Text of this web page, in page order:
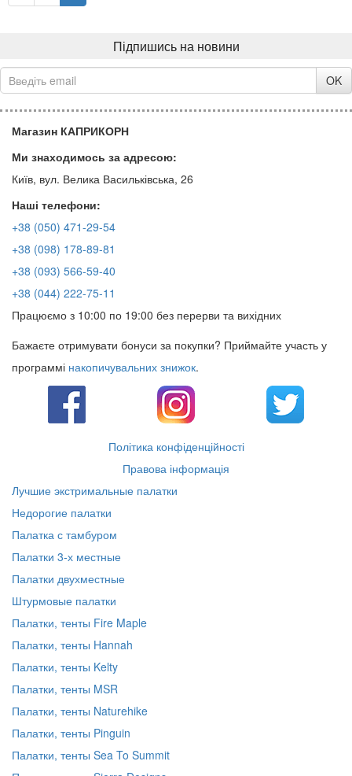
Підпишись на новини
OK
Магазин КАПРИКОРН
Ми знаходимось за адресою:
Київ, вул. Велика Васильківська, 26
Наші телефони:
+38 (050) 471-29-54
+38 (098) 178-89-81
+38 (093) 566-59-40
+38 (044) 222-75-11
Працюємо з 10:00 по 19:00 без перерви та вихідних
Бажаєте отримувати бонуси за покупки? Приймайте участь у
программі накопичувальних знижок.
Політика конфіденційності
Правова інформація
Лучшие экстримальные палатки
Недорогие палатки
Палатка с тамбуром
Палатки 3-х местные
Палатки двухместные
Штурмовые палатки
Палатки, тенты Fire Maple
Палатки, тенты Hannah
Палатки, тенты Kelty
Палатки, тенты MSR
Палатки, тенты Naturehike
Палатки, тенты Pinguin
Палатки, тенты Sea To Summit